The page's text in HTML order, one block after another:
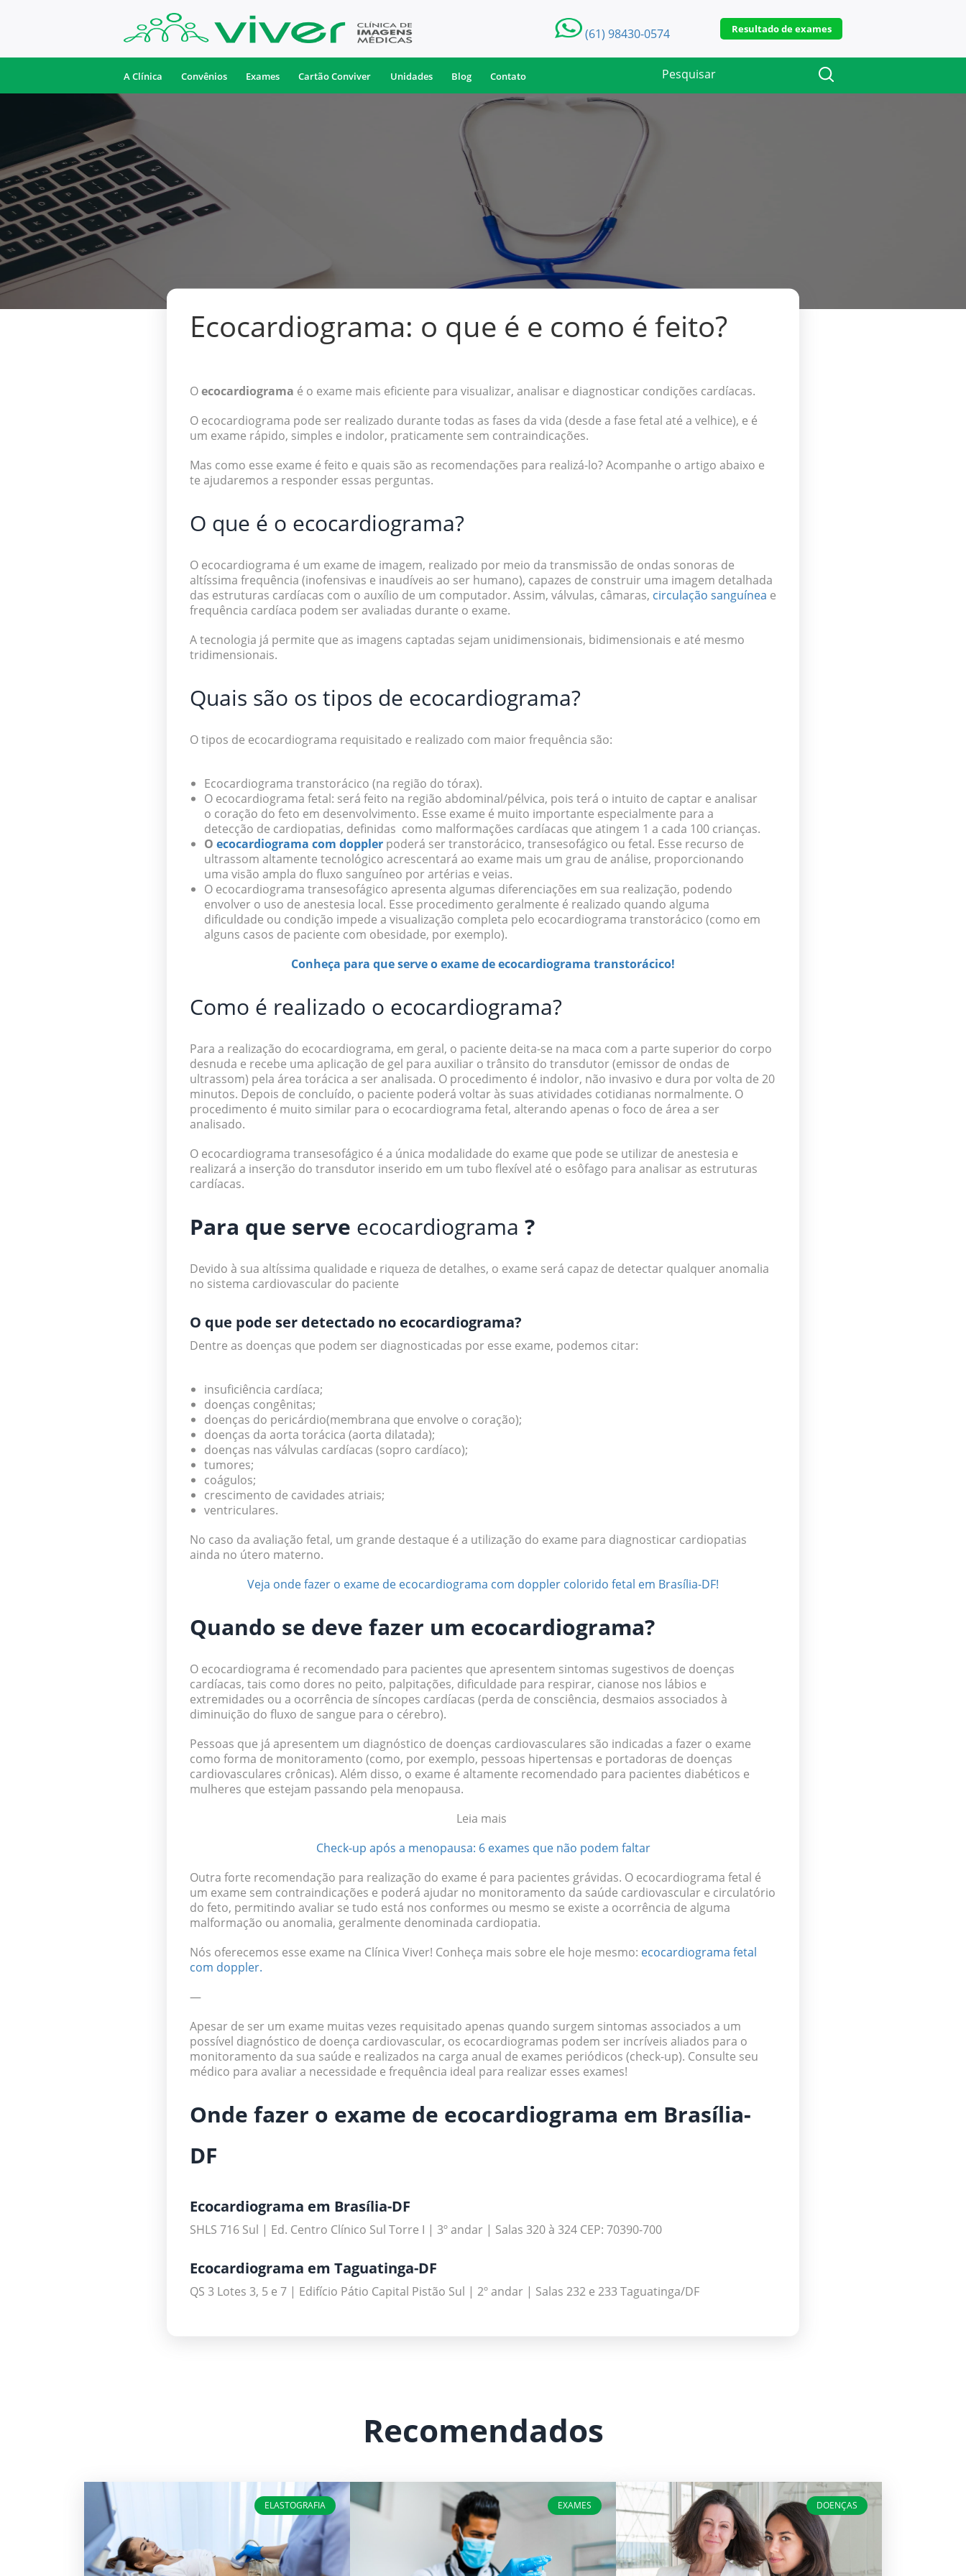
(61) 98430-0574 Resultado de exames
A Clínica Convênios Exames Cartão Conviver Unidades Blog Contato
Ecocardiograma: o que é e como é feito?
Oecocardiograma é o exame mais eficiente para visualizar, analisar e diagnosticar condições cardíacas.
O ecocardiograma pode ser realizado durante todas as fases da vida (desde a fase fetal até a velhice), e é
um exame rápido, simples e indolor, praticamente sem contraindicações.
Mas como esse exame é feito e quais são as recomendações para realizá-lo? Acompanhe o artigo abaixo e
te ajudaremos a responder essas perguntas.
O que é o ecocardiograma?
O ecocardiograma é um exame de imagem, realizado por meio da transmissão de ondas sonoras de
altíssima frequência (inofensivas e inaudíveis ao ser humano), capazes de construir uma imagem detalhada
das estruturas cardíacas com o auxílio de um computador. Assim, válvulas, câmaras, circulação sanguínea e
frequência cardíaca podem ser avaliadas durante o exame.
A tecnologia já permite que as imagens captadas sejam unidimensionais, bidimensionais e até mesmo
tridimensionais.
Quais são os tipos de ecocardiograma?
O tipos de ecocardiograma requisitado e realizado com maior frequência são:
Ecocardiograma transtorácico (na região do tórax).
O ecocardiograma fetal: será feito na região abdominal/pélvica, pois terá o intuito de captar e analisar
o coração do feto em desenvolvimento. Esse exame é muito importante especialmente para a
detecção de cardiopatias, definidas como malformações cardíacas que atingem 1 a cada 100 crianças.
O ecocardiograma com doppler poderá ser transtorácico, transesofágico ou fetal. Esse recurso de
ultrassom altamente tecnológico acrescentará ao exame mais um grau de análise, proporcionando
uma visão ampla do fluxo sanguíneo por artérias e veias.
O ecocardiograma transesofágico apresenta algumas diferenciações em sua realização, podendo
envolver o uso de anestesia local. Esse procedimento geralmente é realizado quando alguma
dificuldade ou condição impede a visualização completa pelo ecocardiograma transtorácico (como em
alguns casos de paciente com obesidade, por exemplo).
Conheça para que serve o exame de ecocardiograma transtorácico!
Como é realizado o ecocardiograma?
Para a realização do ecocardiograma, em geral, o paciente deita-se na maca com a parte superior do corpo
desnuda e recebe uma aplicação de gel para auxiliar o trânsito do transdutor (emissor de ondas de
ultrassom) pela área torácica a ser analisada. O procedimento é indolor, não invasivo e dura por volta de 20
minutos. Depois de concluído, o paciente poderá voltar às suas atividades cotidianas normalmente. O
procedimento é muito similar para o ecocardiograma fetal, alterando apenas o foco de área a ser
analisado.
O ecocardiograma transesofágico é a única modalidade do exame que pode se utilizar de anestesia e
realizará a inserção do transdutor inserido em um tubo flexível até o esôfago para analisar as estruturas
cardíacas.
Para que serve ecocardiograma ?
Devido à sua altíssima qualidade e riqueza de detalhes, o exame será capaz de detectar qualquer anomalia
no sistema cardiovascular do paciente
O que pode ser detectado no ecocardiograma?
Dentre as doenças que podem ser diagnosticadas por esse exame, podemos citar:
insuficiência cardíaca;
doenças congênitas;
doenças do pericárdio(membrana que envolve o coração);
doenças da aorta torácica (aorta dilatada);
doenças nas válvulas cardíacas (sopro cardíaco);
tumores;
coágulos;
crescimento de cavidades atriais;
ventriculares.
No caso da avaliação fetal, um grande destaque é a utilização do exame para diagnosticar cardiopatias
ainda no útero materno.
Veja onde fazer o exame de ecocardiograma com doppler colorido fetal em Brasília-DF!
Quando se deve fazer um ecocardiograma?
O ecocardiograma é recomendado para pacientes que apresentem sintomas sugestivos de doenças
cardíacas, tais como dores no peito, palpitações, dificuldade para respirar, cianose nos lábios e
extremidades ou a ocorrência de síncopes cardíacas (perda de consciência, desmaios associados à
diminuição do fluxo de sangue para o cérebro).
Pessoas que já apresentem um diagnóstico de doenças cardiovasculares são indicadas a fazer o exame
como forma de monitoramento (como, por exemplo, pessoas hipertensas e portadoras de doenças
cardiovasculares crônicas). Além disso, o exame é altamente recomendado para pacientes diabéticos e
mulheres que estejam passando pela menopausa.
Leia mais
Check-up após a menopausa: 6 exames que não podem faltar
Outra forte recomendação para realização do exame é para pacientes grávidas. O ecocardiograma fetal é
um exame sem contraindicações e poderá ajudar no monitoramento da saúde cardiovascular e circulatório
do feto, permitindo avaliar se tudo está nos conformes ou mesmo se existe a ocorrência de alguma
malformação ou anomalia, geralmente denominada cardiopatia.
Nós oferecemos esse exame na Clínica Viver! Conheça mais sobre ele hoje mesmo: ecocardiograma fetal
com doppler.
—
Apesar de ser um exame muitas vezes requisitado apenas quando surgem sintomas associados a um
possível diagnóstico de doença cardiovascular, os ecocardiogramas podem ser incríveis aliados para o
monitoramento da sua saúde e realizados na carga anual de exames periódicos (check-up). Consulte seu
médico para avaliar a necessidade e frequência ideal para realizar esses exames!
Onde fazer o exame de ecocardiograma em Brasília-
DF
Ecocardiograma em Brasília-DF
SHLS 716 Sul | Ed. Centro Clínico Sul Torre I | 3º andar | Salas 320 à 324 CEP: 70390-700
Ecocardiograma em Taguatinga-DF
QS 3 Lotes 3, 5 e 7 | Edifício Pátio Capital Pistão Sul | 2º andar | Salas 232 e 233 Taguatinga/DF
Recomendados
ELASTOGRAFIA EXAMES DOENÇAS